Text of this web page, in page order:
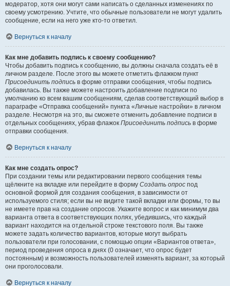
модератор, хотя они могут сами написать о сделанных изменениях по
своему усмотрению. Учтите, что обычные пользователи не могут удалить
сообщение, если на него уже кто-то ответил.
Вернуться к началу
Как мне добавить подпись к своему сообщению?
Чтобы добавить подпись к сообщению, вы должны сначала создать её в
личном разделе. После этого вы можете отметить флажком пункт
Присоединить подпись в форме отправки сообщения, чтобы подпись
добавилась. Вы также можете настроить добавление подписи по
умолчанию ко всем вашим сообщениям, сделав соответствующий выбор в
параграфе «Отправка сообщений» пункта «Личные настройки» в личном
разделе. Несмотря на это, вы сможете отменить добавление подписи в
отдельных сообщениях, убрав флажок Присоединить подпись в форме
отправки сообщения.
Вернуться к началу
Как мне создать опрос?
При создании темы или редактировании первого сообщения темы
щёлкните на вкладке или перейдите в форму Создать опрос под
основной формой для создания сообщения, в зависимости от
используемого стиля; если вы не видите такой вкладки или формы, то вы
не имеете прав на создание опросов. Укажите вопрос и как минимум два
варианта ответа в соответствующих полях, убедившись, что каждый
вариант находится на отдельной строке текстового поля. Вы также
можете задать количество вариантов, которые могут выбрать
пользователи при голосовании, с помощью опции «Вариантов ответа»,
период проведения опроса в днях (0 означает, что опрос будет
постоянным) и возможность пользователей изменять вариант, за который
они проголосовали.
Вернуться к началу